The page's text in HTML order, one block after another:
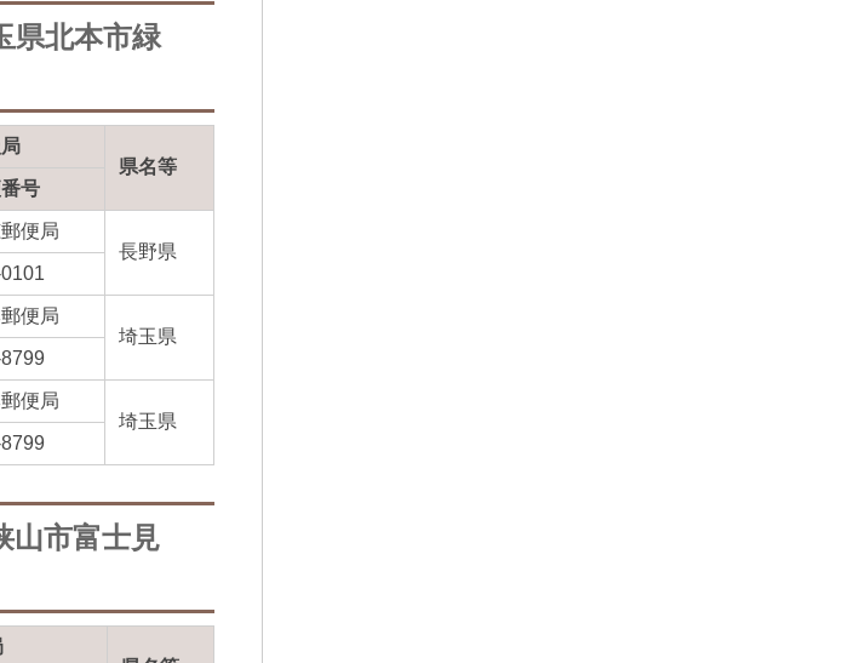
県北本市緑
県名等
号
便局
長野県
便局
埼玉県
便局
埼玉県
山市富士見